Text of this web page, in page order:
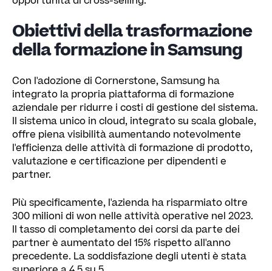
Obiettivi della trasformazione
della formazione in Samsung
Con l'adozione di Cornerstone, Samsung ha
integrato la propria piattaforma di formazione
aziendale per ridurre i costi di gestione del sistema.
Il sistema unico in cloud, integrato su scala globale,
offre piena visibilità aumentando notevolmente
l'efficienza delle attività di formazione di prodotto,
valutazione e certificazione per dipendenti e
partner.
Più specificamente, l'azienda ha risparmiato oltre
300 milioni di won nelle attività operative nel 2023.
Il tasso di completamento dei corsi da parte dei
partner è aumentato del 15% rispetto all'anno
precedente. La soddisfazione degli utenti è stata